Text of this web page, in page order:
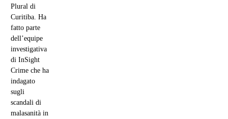
Plural di
Curitiba. Ha
fatto parte
dell’equipe
investigativa
di InSight
Crime che ha
indagato
sugli
scandali di
malasanità in